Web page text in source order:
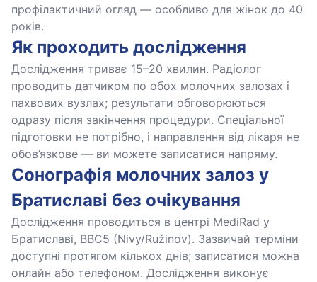
профілактичний огляд — особливо для жінок до 40
років.
Як проходить дослідження
Дослідження триває 15–20 хвилин. Радіолог
проводить датчиком по обох молочних залозах і
пахвових вузлах; результати обговорюються
одразу після закінчення процедури. Спеціальної
підготовки не потрібно, і направлення від лікаря не
обов’язкове — ви можете записатися напряму.
Сонографія молочних залоз у
Братиславі без очікування
Дослідження проводиться в центрі MediRad у
Братиславі, BBC5 (Nivy/Ružinov). Зазвичай терміни
доступні протягом кількох днів; записатися можна
онлайн або телефоном. Дослідження виконує